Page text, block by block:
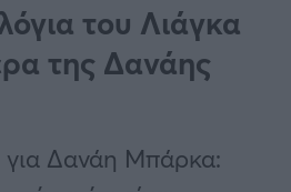
του Λιάγκα
της Δανάης
για Δανάη Μπάρκα: